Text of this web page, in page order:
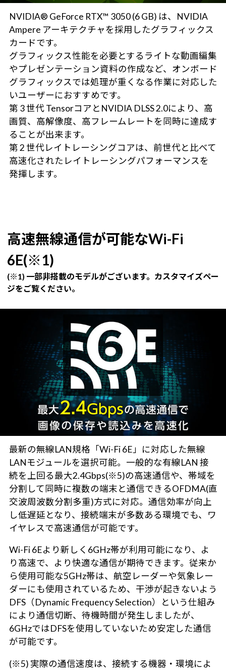
NVIDIA® GeForce RTX™ 3050 (6 GB) は、NVIDIA
Ampere アーキテクチャを採用したグラフィックス
カードです。
グラフィックス性能を必要とするライトな動画編集
やプレゼンテーション資料の作成など、オンボード
グラフィックスでは処理が重くなる作業に対応した
いユーザーにおすすめです。
第 3 世代 TensorコアとNVIDIA DLSS 2.0により、高
画質、高解像度、高フレームレートを同時に達成す
ることが出来ます。
第 2 世代レイトレーシングコアは、前世代と比べて
高速化されたレイトレーシングパフォーマンスを
発揮します。
高速無線通信が可能なWi-Fi
6E(※1)
(※1) 一部非搭載のモデルがございます。カスタマイズペー
ジをご覧ください。
最新の無線LAN規格「Wi-Fi 6E」に対応した無線
LANモジュールを選択可能。一般的な有線LAN 接
続を上回る最大2.4Gbps(※5)の高速通信や、帯域を
分割して同時に複数の端末と通信できるOFDMA(直
交波周波数分割多重)方式に対応。通信効率が向上
し低遅延となり、接続端末が多数ある環境でも、ワ
イヤレスで高速通信が可能です。
Wi-Fi 6Eより新しく6GHz帯が利用可能になり、よ
り高速で、より快適な通信が期待できます。従来か
ら使用可能な5GHz帯は、航空レーダーや気象レー
ダーにも使用されているため、干渉が起きないよう
DFS（Dynamic Frequency Selection）という仕組み
により通信切断、待機時間が発生しましたが、
6GHzではDFSを使用していないため安定した通信
が可能です。
(※5) 実際の通信速度は、接続する機器・環境によ